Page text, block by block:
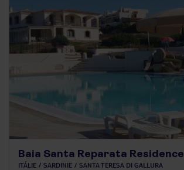
Baia Santa Reparata Residence
ITÁLIE SARDINIE SANTA TERESA DI GALLURA